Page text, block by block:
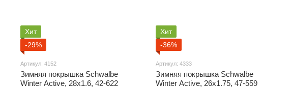
Хит
-29%
Артикул: 4152
Зимняя покрышка Schwalbe
Winter Active, 28x1.6, 42-622
Хит
-36%
Артикул: 4333
Зимняя покрышка Schwalbe
Winter Active, 26x1.75, 47-559